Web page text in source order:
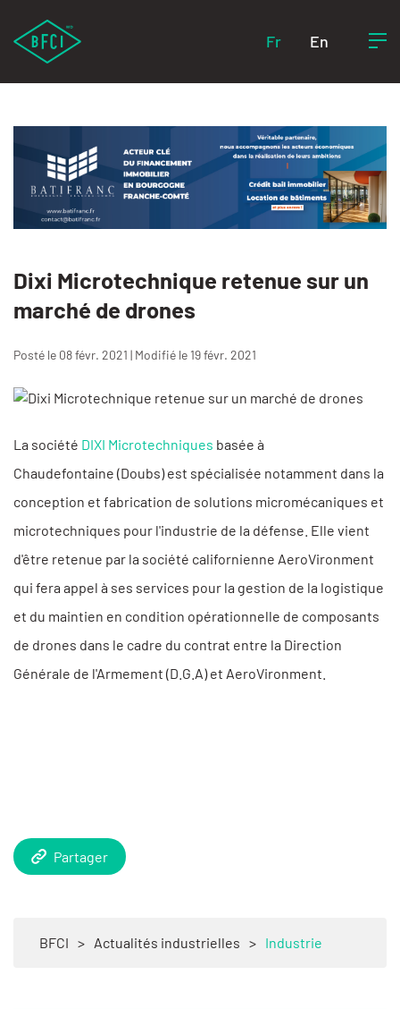
Fr En
Dixi Microtechnique retenue sur un
marché de drones
Posté le 08 févr. 2021 | Modifié le 19 févr. 2021
La société DIXI Microtechniques basée à
Chaudefontaine (Doubs) est spécialisée notamment dans la
conception et fabrication de solutions micromécaniques et
microtechniques pour l'industrie de la défense. Elle vient
d'être retenue par la société californienne AeroVironment
qui fera appel à ses services pour la gestion de la logistique
et du maintien en condition opérationnelle de composants
de drones dans le cadre du contrat entre la Direction
Générale de l'Armement (D.G.A) et AeroVironment.
Partager
BFCI > Actualités industrielles > Industrie